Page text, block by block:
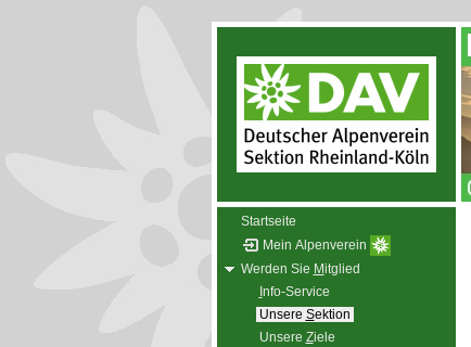
Startseite
Mein Alpenverein
Werden Sie Mitglied
nfo-Service
Unsere Sektion
Unsere Ziele